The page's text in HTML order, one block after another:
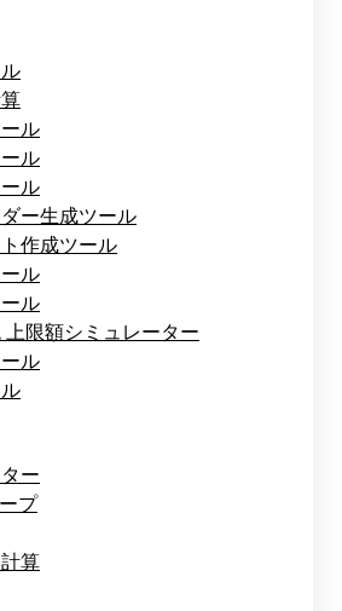
ル
ル
ル
ー生成ツール
作成ツール
ル
ル
限額シミュレーター
ル
ー
プ
算